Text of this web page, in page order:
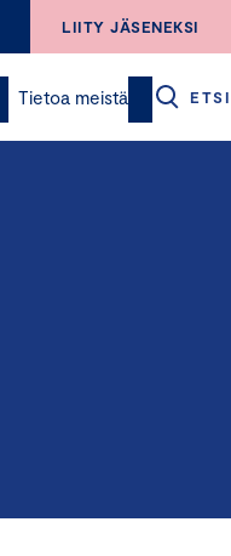
LIITY JÄSENEKSI
Tietoa meistä ETSI